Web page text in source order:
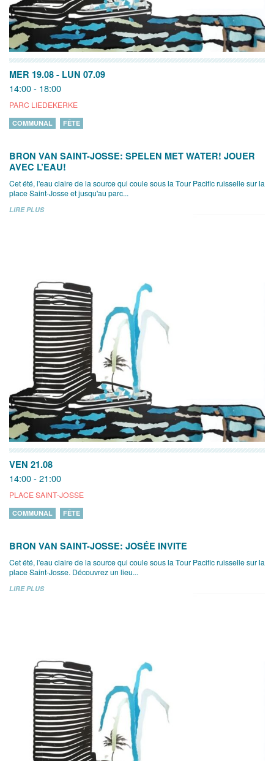
MER 19.08 - LUN 07.09
14:00 - 18:00
PARC LIEDEKERKE
COMMUNAL FÊTE
BRON VAN SAINT-JOSSE: SPELEN MET WATER! JOUER
AVEC L’EAU!
Cet été, l'eau claire de la source qui coule sous la Tour Pacific ruisselle sur la
place Saint-Josse et jusqu'au parc...
LIRE PLUS
VEN 21.08
14:00 - 21:00
PLACE SAINT-JOSSE
COMMUNAL FÊTE
BRON VAN SAINT-JOSSE: JOSÉE INVITE
Cet été, l'eau claire de la source qui coule sous la Tour Pacific ruisselle sur la
place Saint-Josse. Découvrez un lieu...
LIRE PLUS